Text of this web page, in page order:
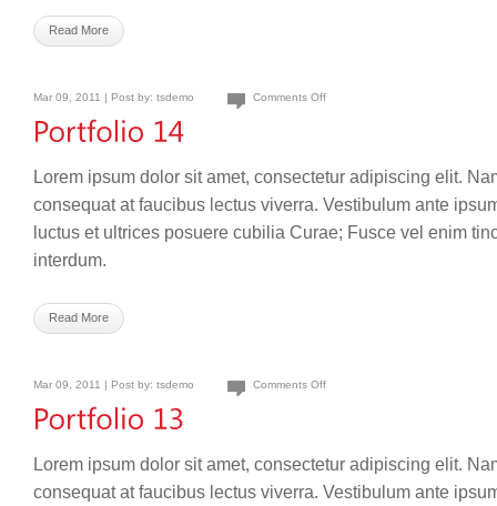
Read More
Mar 09, 2011 | Post by: tsdemo Comments Off
Lorem ipsum dolor sit amet, consectetur adipiscing elit.
consequat at faucibus lectus viverra. Vestibulum ante
luctus et ultrices posuere cubilia Curae; Fusce vel enim
interdum.
Read More
Mar 09, 2011 | Post by: tsdemo Comments Off
Lorem ipsum dolor sit amet, consectetur adipiscing elit.
consequat at faucibus lectus viverra. Vestibulum ante